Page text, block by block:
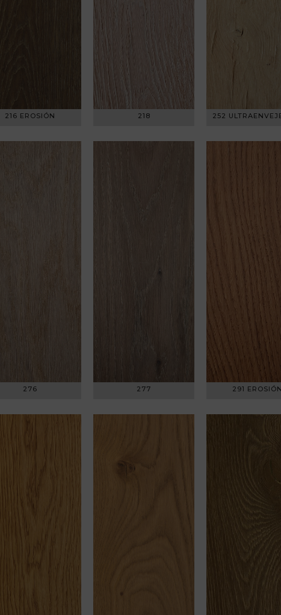
216 EROSIÓN 218 252
276 277 291